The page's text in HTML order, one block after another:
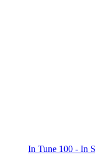
In Tune 100 - In